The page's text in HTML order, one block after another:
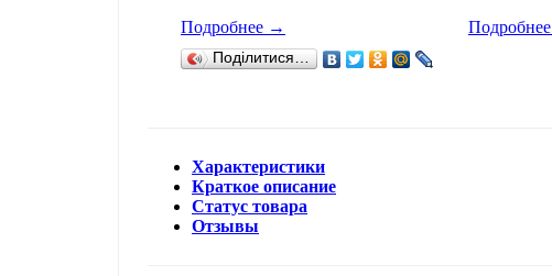
Подробнее →
Подробнее
Поділитися…
Характеристики
Краткое описание
Статус товара
Отзывы